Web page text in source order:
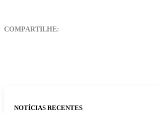
COMPARTILHE:
NOTÍCIAS RECENTES